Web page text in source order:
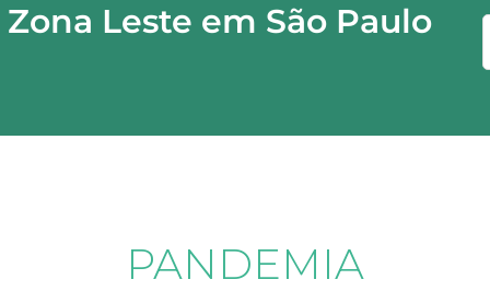
Leste em São Paulo
PANDEMIA